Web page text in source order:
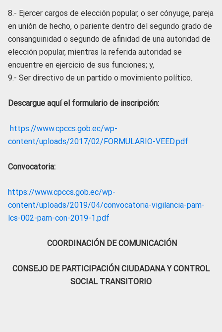
8.- Ejercer cargos de elección popular, o ser cónyuge, pareja
en unión de hecho, o pariente dentro del segundo grado de
consanguinidad o segundo de afinidad de una autoridad de
elección popular, mientras la referida autoridad se
encuentre en ejercicio de sus funciones; y,
9.- Ser directivo de un partido o movimiento político.
Descargue aquí el formulario de inscripción:
https://www.cpccs.gob.ec/wp-
content/uploads/2017/02/FORMULARIO-VEED.pdf
Convocatoria:
https://www.cpccs.gob.ec/wp-
content/uploads/2019/04/convocatoria-vigilancia-pam-
lcs-002-pam-con-2019-1.pdf
COORDINACIÓN DE COMUNICACIÓN
CONSEJO DE PARTICIPACIÓN CIUDADANA Y CONTROL
SOCIAL TRANSITORIO